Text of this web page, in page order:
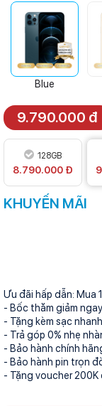
Blue
9.790.000 đ
128GB
8.790.000 Đ
KHUYẾN MÃI
Ưu đãi hấp dẫn: Mua
- Bốc thăm giảm
- Tặng kèm sạc
- Trả góp 0% nhẹ
- Bảo hành chính
- Bảo hành pin trọn
- Tặng voucher